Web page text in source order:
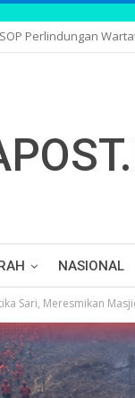
SOP Perlindungan
NASIONAL
Sari, Meresmikan